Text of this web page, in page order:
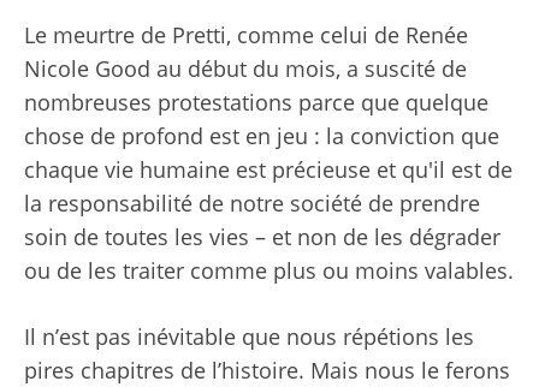
Le meurtre de Pretti, comme celui de Renée
Nicole Good au début du mois, a suscité de
nombreuses protestations parce que quelque
chose de profond est en jeu : la conviction que
chaque vie humaine est précieuse et qu'il est de
la responsabilité de notre société de prendre
soin de toutes les vies – et non de les dégrader
ou de les traiter comme plus ou moins valables.
Il n’est pas inévitable que nous répétions les
pires chapitres de l’histoire. Mais nous le ferons